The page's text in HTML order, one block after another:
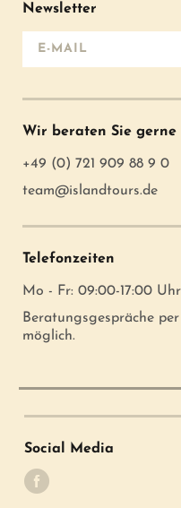
Newsletter
E-Mail-Adresse
Wir beraten Sie gerne
+49 (0) 721 909 88 9 0
team@islandtours.de
Telefonzeiten
Mo - Fr: 09:00-17:00 Uhr
Beratungsgespräche
möglich.
Social Media